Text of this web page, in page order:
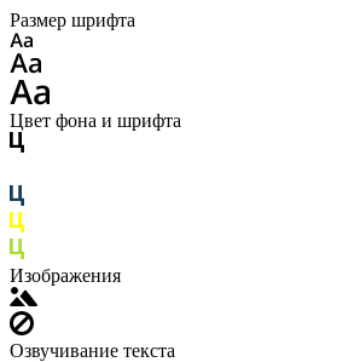
Размер шрифта
Цвет фона и шрифта
Изображения
Озвучивание текста